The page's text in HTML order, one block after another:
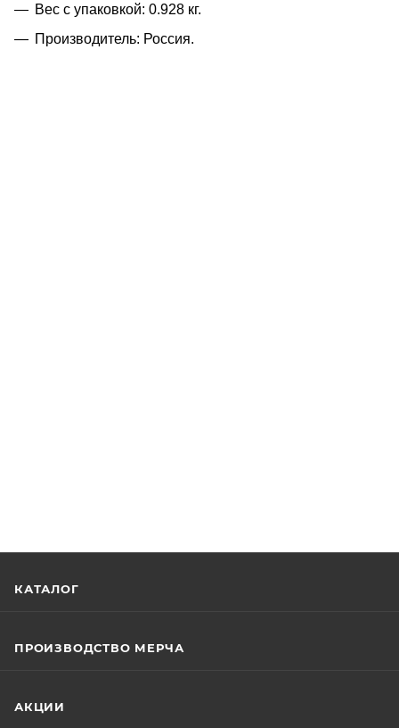
Вес с упаковкой: 0.928 кг.
Производитель: Россия.
КАТАЛОГ
ПРОИЗВОДСТВО МЕРЧА
АКЦИИ